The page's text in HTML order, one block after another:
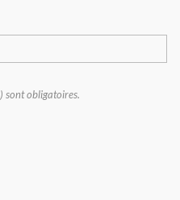
sont obligatoires.